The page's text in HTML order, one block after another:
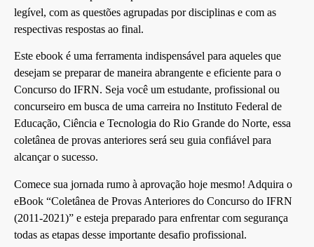
legível, com as questões agrupadas por disciplinas e com as
respectivas respostas ao final.
Este ebook é uma ferramenta indispensável para aqueles que
desejam se preparar de maneira abrangente e eficiente para o
Concurso do IFRN. Seja você um estudante, profissional ou
concurseiro em busca de uma carreira no Instituto Federal de
Educação, Ciência e Tecnologia do Rio Grande do Norte, essa
coletânea de provas anteriores será seu guia confiável para
alcançar o sucesso.
Comece sua jornada rumo à aprovação hoje mesmo! Adquira o
eBook “Coletânea de Provas Anteriores do Concurso do IFRN
(2011-2021)” e esteja preparado para enfrentar com segurança
todas as etapas desse importante desafio profissional.